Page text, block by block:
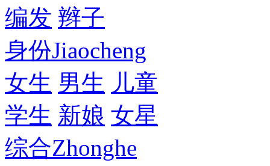
编发 辫子
身份Jiaocheng
女生 男生 儿童
学生 新娘 女星
综合Zhonghe